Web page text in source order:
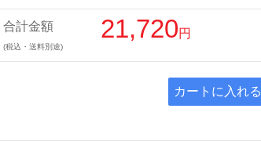
合計金額
(税込・送料別途)
21,720円
カートに入れる